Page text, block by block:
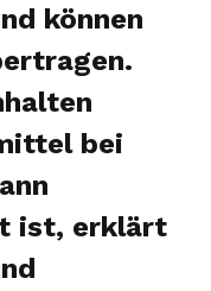
können
bei
ist, erklärt